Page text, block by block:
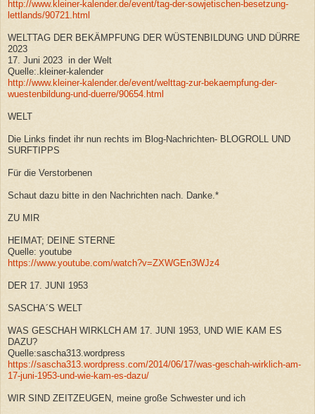
http://www.kleiner-kalender.de/event/tag-der-sowjetischen-besetzung-
lettlands/90721.html
WELTTAG DER BEKÄMPFUNG DER WÜSTENBILDUNG UND DÜRRE
2023
17. Juni 2023 in der Welt
Quelle:.kleiner-kalender
http://www.kleiner-kalender.de/event/welttag-zur-bekaempfung-der-
wuestenbildung-und-duerre/90654.html
WELT
Die Links findet ihr nun rechts im Blog-Nachrichten- BLOGROLL UND
SURFTIPPS
Für die Verstorbenen
Schaut dazu bitte in den Nachrichten nach. Danke.*
ZU MIR
HEIMAT; DEINE STERNE
Quelle: youtube
https://www.youtube.com/watch?v=ZXWGEn3WJz4
DER 17. JUNI 1953
SASCHA´S WELT
WAS GESCHAH WIRKLCH AM 17. JUNI 1953, UND WIE KAM ES
DAZU?
Quelle:sascha313.wordpress
https://sascha313.wordpress.com/2014/06/17/was-geschah-wirklich-am-
17-juni-1953-und-wie-kam-es-dazu/
WIR SIND ZEITZEUGEN, meine große Schwester und ich